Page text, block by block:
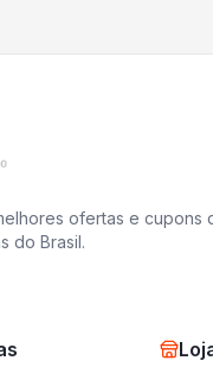
ofertas e cupons
do Brasil.